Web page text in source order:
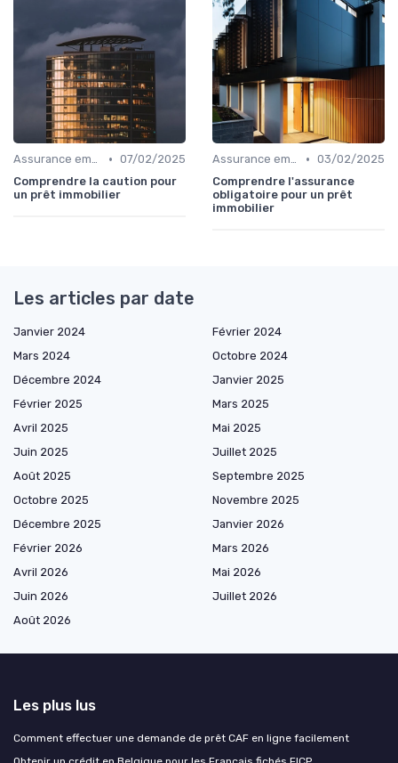
Assurance emprunteur • 07/02/2025
Comprendre la caution pour
un prêt immobilier
Assurance emprunteur • 03/02/2025
Comprendre l'assurance
obligatoire pour un prêt
immobilier
Les articles par date
Janvier 2024
Février 2024
Mars 2024
Octobre 2024
Décembre 2024
Janvier 2025
Février 2025
Mars 2025
Avril 2025
Mai 2025
Juin 2025
Juillet 2025
Août 2025
Septembre 2025
Octobre 2025
Novembre 2025
Décembre 2025
Janvier 2026
Février 2026
Mars 2026
Avril 2026
Mai 2026
Juin 2026
Juillet 2026
Août 2026
Les plus lus
Comment effectuer une demande de prêt CAF en ligne facilement